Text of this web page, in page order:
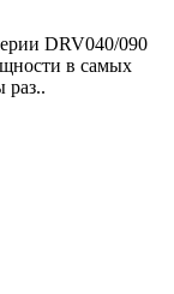
DRV040/090
в самых
раз..